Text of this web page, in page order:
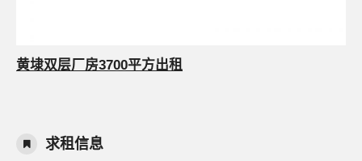
黄埭双层厂房3700平方出租
求租信息